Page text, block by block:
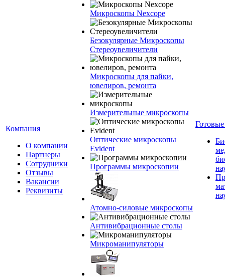
Компания
О компании
Партнеры
Сотрудники
Отзывы
Вакансии
Реквизиты
Микроскопы Nexcope
Безокулярные Микроскопы
Стереоувеличители
Микроскопы для пайки,
ювелиров, ремонта
Измерительные микроскопы
Оптические микроскопы
Evident
Программы микроскопии
Атомно-силовые микроскопы
Антивибрационные столы
Микроманипуляторы